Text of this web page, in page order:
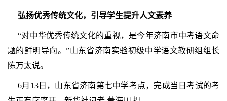
弘扬优秀传统文化，引导学生提升人文素养
“对中华优秀传统文化的重视，是今年济南市中考语文命
题的鲜明导向。”山东省济南实验初级中学语文教研组组长
陈万太说。
6月13日，山东省济南第七中学考点，完成当日考试的考